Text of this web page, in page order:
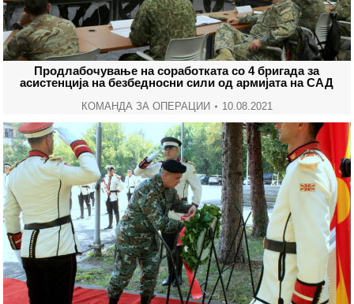
Продлабочување на соработката со 4 бригада за
асистенција на безбедносни сили од армијата на САД
КОМАНДА ЗА ОПЕРАЦИИ 10.08.2021